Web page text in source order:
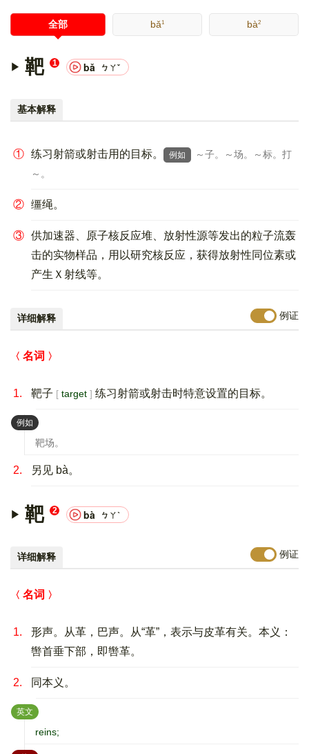
全部 bǎ1 bà2
靶 1 bǎ ㄅㄚˇ
基本解释
① 练习射箭或射击用的目标。 例如
～子。～场。～标。打
～。
② 缰绳。
③ 供加速器、原子核反应堆、放射性源等发出的粒子流轰
击的实物样品，用以研究核反应，获得放射性同位素或
产生Ｘ射线等。
详细解释 例证
名词
1. 靶子 target 练习射箭或射击时特意设置的目标。
例如 ：
靶场。
2. 另见 bà。
靶 2 bà ㄅㄚˋ
详细解释 例证
名词
1.
形声。从革，巴声。从“革”，表示与皮革有关。本义：
辔首垂下部，即辔革。
2. 同本义。
英文 ：
reins;